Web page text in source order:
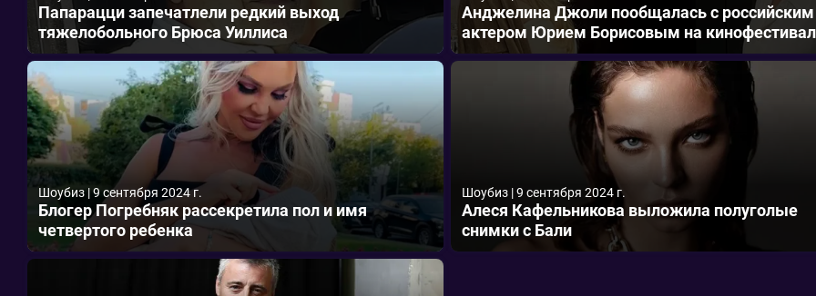
Папарацци запечатлели редкий выход
тяжелобольного Брюса Уиллиса
Анджелина Джоли пообщалась с российским
актером Юрием Борисовым на
Шоубиз |9 сентября 2024 г.
Блогер Погребняк рассекретила пол и имя
четвертого ребенка
Шоубиз |9 сентября 2024 г.
Алеся Кафельникова выложила полуголые
снимки с Бали